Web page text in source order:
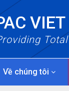
Về chúng tôi